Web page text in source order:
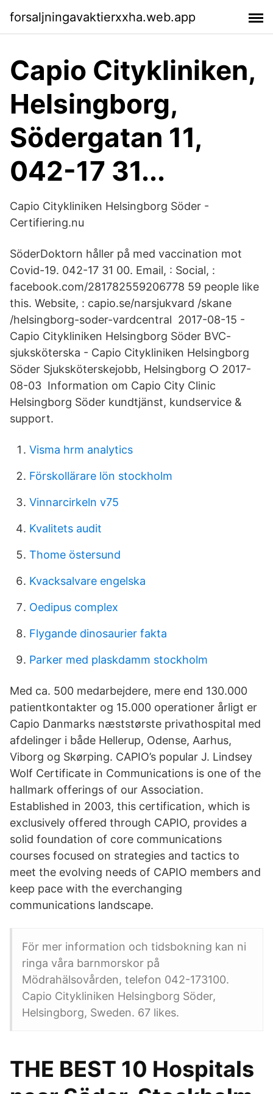
forsaljningavaktierxxha.web.app
Capio Citykliniken,
Helsingborg,
Södergatan 11,
042-17 31...
Capio Citykliniken Helsingborg Söder -
Certifiering.nu
SöderDoktorn håller på med vaccination mot
Covid-19. 042-17 31 00. Email, : Social, :
facebook.com/281782559206778 59 people like
this. Website, : capio.se/narsjukvard /skane
/helsingborg-soder-vardcentral 2017-08-15 -
Capio Citykliniken Helsingborg Söder BVC-
sjuksköterska - Capio Citykliniken Helsingborg
Söder Sjuksköterskejobb, Helsingborg ○ 2017-
08-03 Information om Capio City Clinic
Helsingborg Söder kundtjänst, kundservice &
support.
Visma hrm analytics
Förskollärare lön stockholm
Vinnarcirkeln v75
Kvalitets audit
Thome östersund
Kvacksalvare engelska
Oedipus complex
Flygande dinosaurier fakta
Parker med plaskdamm stockholm
Med ca. 500 medarbejdere, mere end 130.000
patientkontakter og 15.000 operationer årligt er
Capio Danmarks næststørste privathospital med
afdelinger i både Hellerup, Odense, Aarhus,
Viborg og Skørping. CAPIO’s popular J. Lindsey
Wolf Certificate in Communications is one of the
hallmark offerings of our Association.
Established in 2003, this certification, which is
exclusively offered through CAPIO, provides a
solid foundation of core communications
courses focused on strategies and tactics to
meet the evolving needs of CAPIO members and
keep pace with the everchanging
communications landscape.
För mer information och tidsbokning kan ni
ringa våra barnmorskor på
Mödrahälsovården, telefon 042-173100.
Capio Citykliniken Helsingborg Söder,
Helsingborg, Sweden. 67 likes.
THE BEST 10 Hospitals